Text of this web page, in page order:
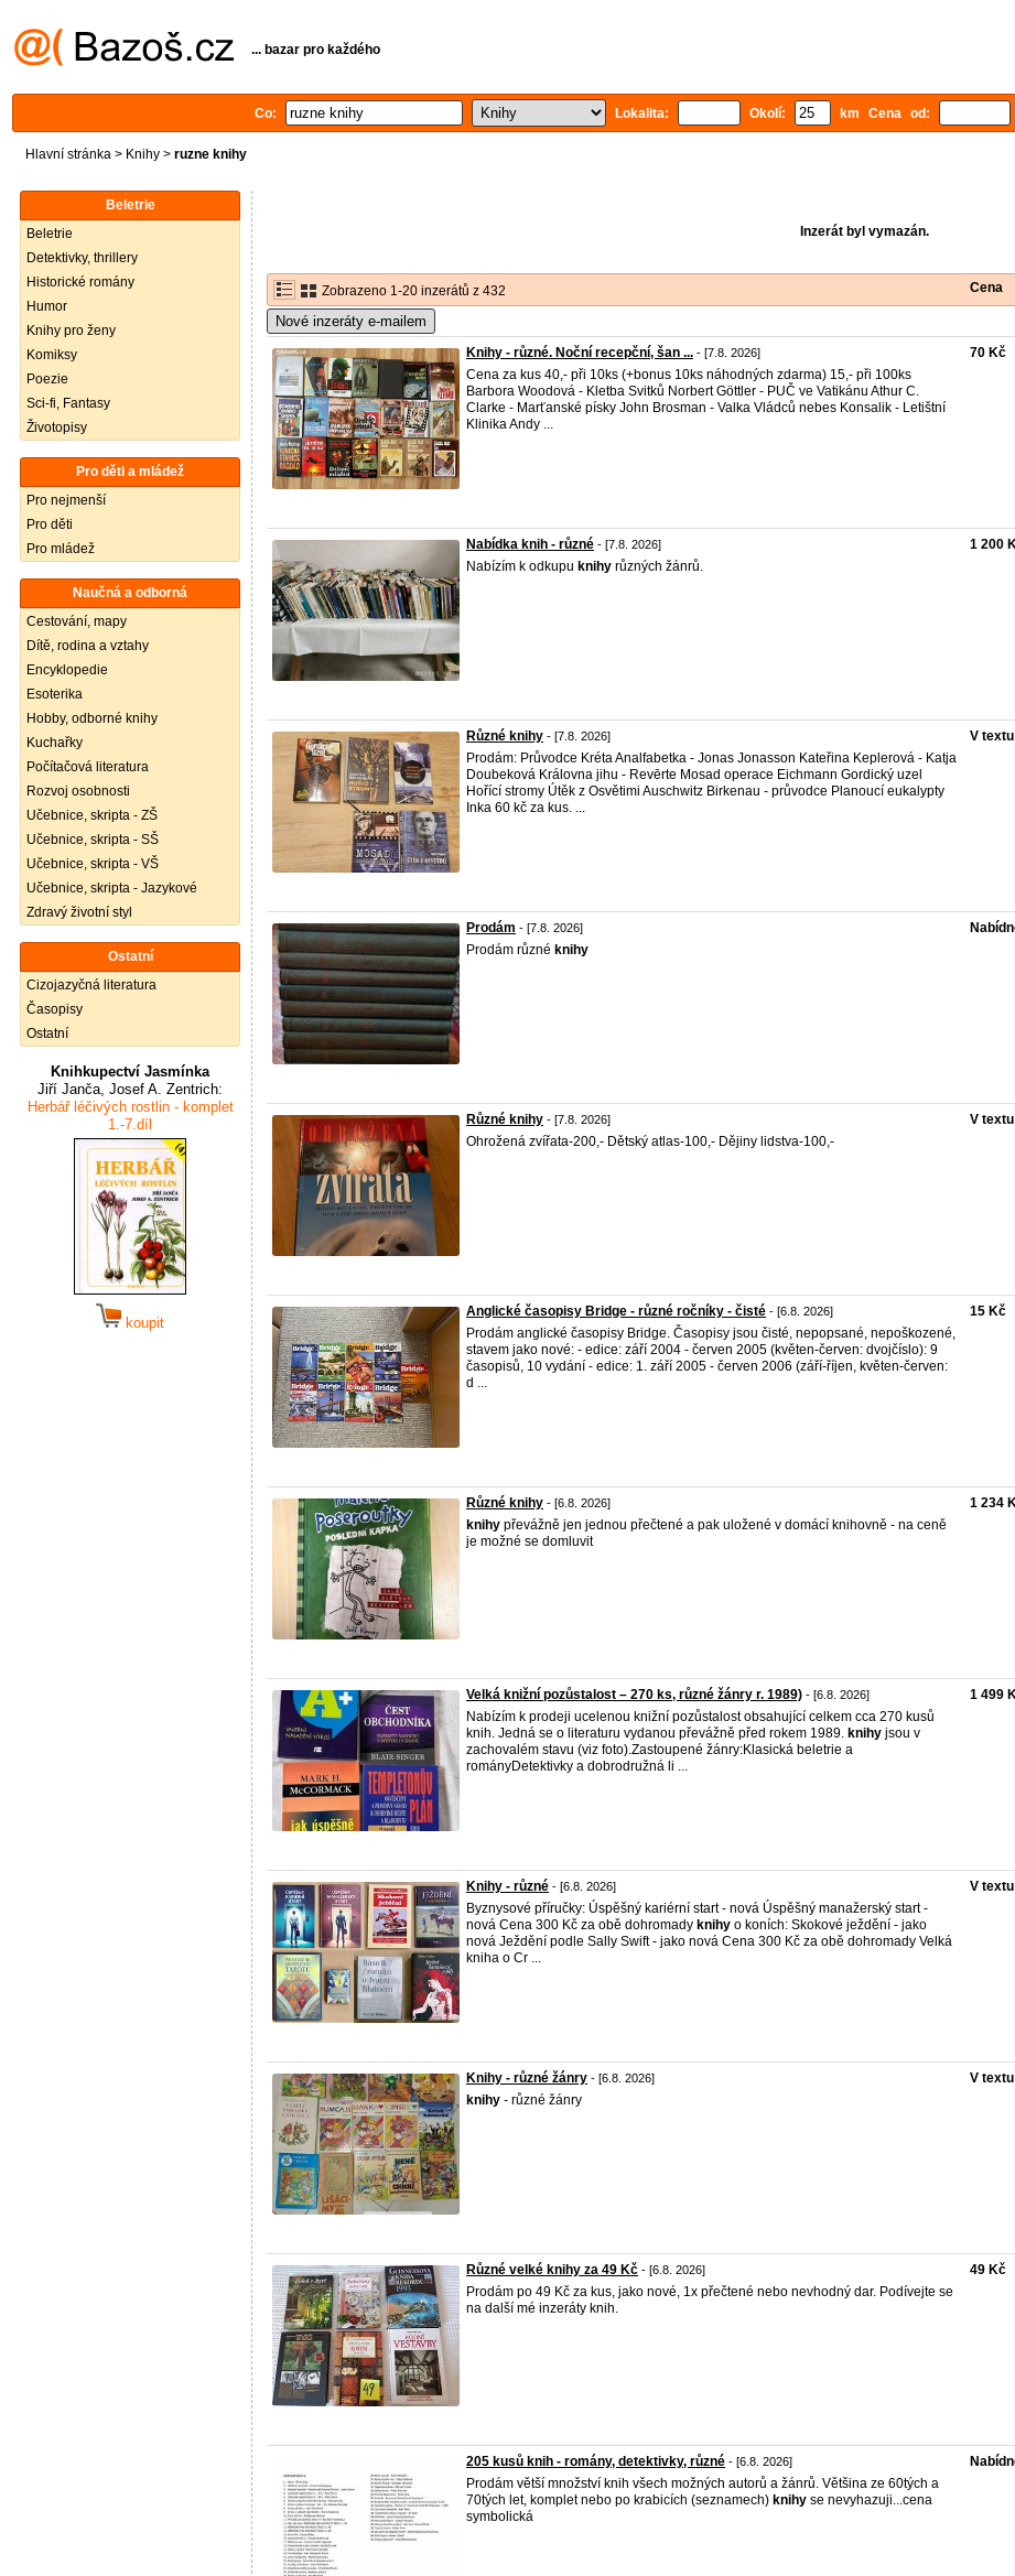
... bazar pro každého
Co: Lokalita: Okolí: km Cena od:
Hlavní stránka > Knihy > ruzne knihy
Beletrie
Beletrie
Detektivky, thrillery
Historické romány
Humor
Knihy pro ženy
Komiksy
Poezie
Sci-fi, Fantasy
Životopisy
Pro děti a mládež
Pro nejmenší
Pro děti
Pro mládež
Naučná a odborná
Cestování, mapy
Dítě, rodina a vztahy
Encyklopedie
Esoterika
Hobby, odborné knihy
Kuchařky
Počítačová literatura
Rozvoj osobnosti
Učebnice, skripta - ZŠ
Učebnice, skripta - SŠ
Učebnice, skripta - VŠ
Učebnice, skripta - Jazykové
Zdravý životní styl
Ostatní
Cizojazyčná literatura
Časopisy
Ostatní
Knihkupectví Jasmínka
Jiří Janča, Josef A. Zentrich:
Herbář léčivých rostlin - komplet
1.-7.díl
koupit
Inzerát byl vymazán.
Zobrazeno 1-20 inzerátů z 432 Cena
Nové inzeráty e-mailem
Knihy - různé. Noční recepční, šan ... - [7.8. 2026]
Cena za kus 40,- při 10ks (+bonus 10ks náhodných zdarma) 15,- při 100ks
Barbora Woodová - Kletba Svitků Norbert Göttler - PUČ ve Vatikánu Athur C.
Clarke - Marťanské písky John Brosman - Valka Vládců nebes Konsalik - Letištní
Klinika Andy ...
70 Kč
Nabídka knih - různé - [7.8. 2026]
Nabízím k odkupu knihy různých žánrů.
1 200
Různé knihy - [7.8. 2026]
Prodám: Průvodce Kréta Analfabetka - Jonas Jonasson Kateřina Keplerová - Katja
Doubeková Královna jihu - Revērte Mosad operace Eichmann Gordický uzel
Hořící stromy Útěk z Osvětimi Auschwitz Birkenau - průvodce Planoucí eukalypty
Inka 60 kč za kus. ...
V textu
Prodám - [7.8. 2026]
Prodám různé knihy
Různé knihy - [7.8. 2026]
Ohrožená zvířata-200,- Dětský atlas-100,- Dějiny lidstva-100,-
V textu
Anglické časopisy Bridge - různé ročníky - čisté - [6.8. 2026]
Prodám anglické časopisy Bridge. Časopisy jsou čisté, nepopsané, nepoškozené,
stavem jako nové: - edice: září 2004 - červen 2005 (květen-červen: dvojčíslo): 9
časopisů, 10 vydání - edice: 1. září 2005 - červen 2006 (září-říjen, květen-červen:
d ...
15 Kč
Různé knihy - [6.8. 2026]
knihy převážně jen jednou přečtené a pak uložené v domácí knihovně - na ceně
je možné se domluvit
1 234
Velká knižní pozůstalost – 270 ks, různé žánry r. 1989) - [6.8. 2026]
Nabízím k prodeji ucelenou knižní pozůstalost obsahující celkem cca 270 kusů
knih. Jedná se o literaturu vydanou převážně před rokem 1989. knihy jsou v
zachovalém stavu (viz foto).Zastoupené žánry:Klasická beletrie a
rományDetektivky a dobrodružná li ...
1 499
Knihy - různé - [6.8. 2026]
Byznysové příručky: Úspěšný kariérní start - nová Úspěšný manažerský start -
nová Cena 300 Kč za obě dohromady knihy o koních: Skokové ježdění - jako
nová Ježdění podle Sally Swift - jako nová Cena 300 Kč za obě dohromady Velká
kniha o Cr ...
V textu
Knihy - různé žánry - [6.8. 2026]
knihy - různé žánry
V textu
Různé velké knihy za 49 Kč - [6.8. 2026]
Prodám po 49 Kč za kus, jako nové, 1x přečtené nebo nevhodný dar. Podívejte se
na další mé inzeráty knih.
49 Kč
205 kusů knih - romány, detektivky, různé - [6.8. 2026]
Prodám větší množství knih všech možných autorů a žánrů. Většina ze 60tých a
70tých let, komplet nebo po krabicích (seznamech) knihy se nevyhazuji...cena
symbolická